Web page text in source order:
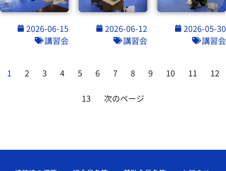
2026-06-15
講習会
2026-06-12
講習会
2026-05-30
講習会
1 2 3 4 5 6 7 8 9 10 11 12
13 次のページ